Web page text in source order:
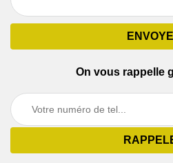
On vous rappelle